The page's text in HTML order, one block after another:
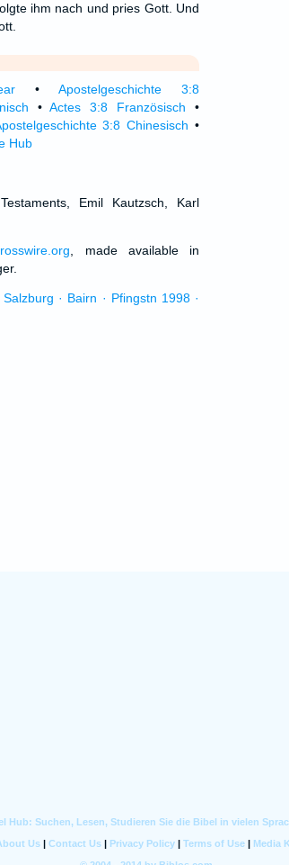
ihm nach und pries Gott. Und
•Apostelgeschichte 3:8
•Actes 3:8 Französisch •
3:8 Chinesisch •
Hub
Emil Kautzsch, Karl
, made available in
· Bairn · Pfingstn 1998 ·